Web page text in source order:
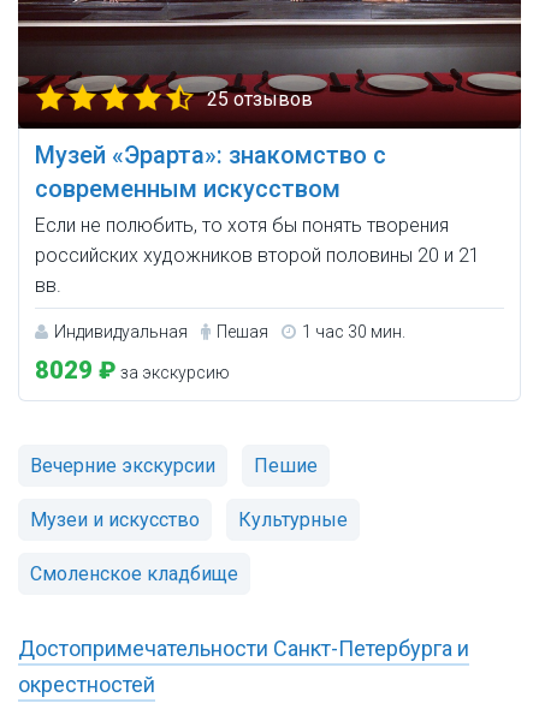
25 отзывов
Музей «Эрарта»: знакомство с
современным искусством
Если не полюбить, то хотя бы понять творения
российских художников второй половины 20 и 21
вв.
Индивидуальная Пешая 1 час 30 мин.
8029 ₽ за экскурсию
Вечерние экскурсии Пешие
Музеи и искусство Культурные
Смоленское кладбище
Достопримечательности Санкт-Петербурга и
окрестностей